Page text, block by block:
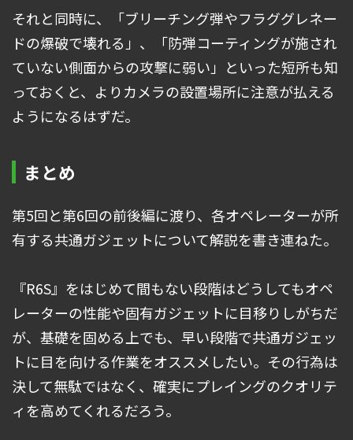
それと同時に、「ブリーチング弾やフラググレネー
ドの爆破で壊れる」、「防弾コーティングが施され
ていない側面からの攻撃に弱い」といった短所も知
っておくと、よりカメラの設置場所に注意が払える
ようになるはずだ。
まとめ
第5回と第6回の前後編に渡り、各オペレーターが所
有する共通ガジェットについて解説を書き連ねた。
『R6S』をはじめて間もない段階はどうしてもオペ
レーターの性能や固有ガジェットに目移りしがちだ
が、基礎を固める上でも、早い段階で共通ガジェッ
トに目を向ける作業をオススメしたい。その行為は
決して無駄ではなく、確実にプレイングのクオリテ
ィを高めてくれるだろう。